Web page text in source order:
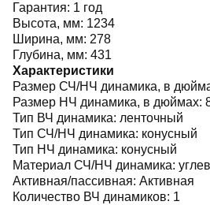
Гарантия: 1 год
Высота, мм: 1234
Ширина, мм: 278
Глубина, мм: 431
Характеристики
Размер СЧ/НЧ динамика, в
Размер НЧ динамика, в дюймах:
Тип ВЧ динамика: ленточный
Тип СЧ/НЧ динамика: конусный
Тип НЧ динамика: конусный
Материал СЧ/НЧ динамика:
Активная/пассивная: Активная
Количество ВЧ динамиков: 1